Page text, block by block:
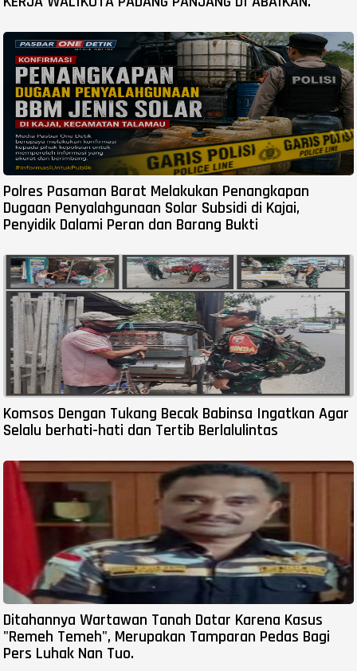
Polres Pasaman Barat Melakukan Penangkapan
Dugaan Penyalahgunaan Solar Subsidi di Kajai,
Penyidik Dalami Peran dan Barang Bukti
Komsos Dengan Tukang Becak Babinsa Ingatkan Agar
Selalu berhati-hati dan Tertib Berlalulintas
Ditahannya Wartawan Tanah Datar Karena Kasus
"Remeh Temeh", Merupakan Tamparan Pedas Bagi
Pers Luhak Nan Tuo.